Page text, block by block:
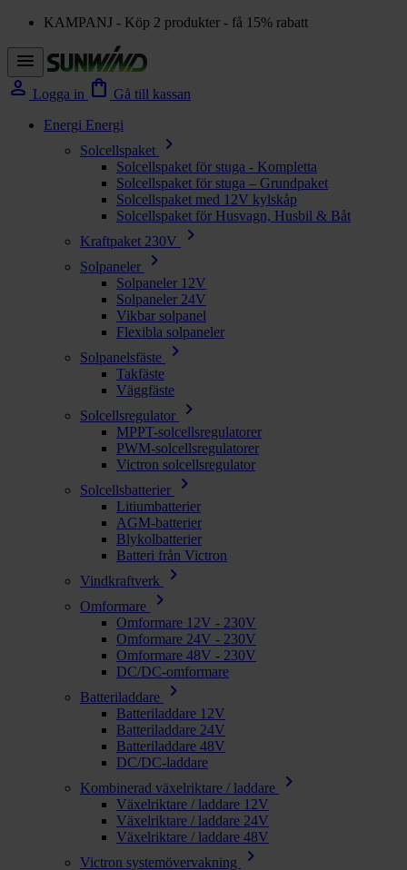
KAMPANJ - Köp 2 produkter - få 15% rabatt
menu
person Logga in shopping_bag Gå till kassan
Energi Energi
Solcellspaket
chevron_right
Solcellspaket för stuga - Kompletta
Solcellspaket för stuga – Grundpaket
Solcellspaket med 12V kylskåp
Solcellspaket för Husvagn, Husbil & Båt
Kraftpaket 230V
chevron_right
Solpaneler chevron_right
Solpaneler 12V
Solpaneler 24V
Vikbar solpanel
Flexibla solpaneler
Solpanelsfäste
chevron_right
Takfäste
Väggfäste
Solcellsregulator
chevron_right
MPPT-solcellsregulatorer
PWM-solcellsregulatorer
Victron solcellsregulator
Solcellsbatterier
chevron_right
Litiumbatterier
AGM-batterier
Blykolbatterier
Batteri från Victron
Vindkraftverk
chevron_right
Omformare chevron_right
Omformare 12V - 230V
Omformare 24V - 230V
Omformare 48V - 230V
DC/DC-omformare
Batteriladdare
chevron_right
Batteriladdare 12V
Batteriladdare 24V
Batteriladdare 48V
DC/DC-laddare
Kombinerad växelriktare / laddare
chevron_right
Växelriktare / laddare 12V
Växelriktare / laddare 24V
Växelriktare / laddare 48V
Victron systemövervakning
chevron_right